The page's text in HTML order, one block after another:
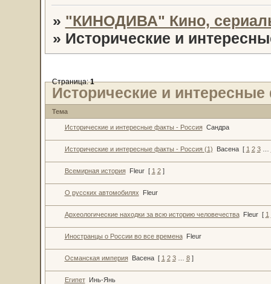
» "КИНОДИВА" Кино,
» Исторические и
Исторические и
Страница:1
Тема
Исторические и интересные факты - Россия Сандра
Исторические и интересные факты - Россия (1) Васена [ 1 2 3
Всемирная история Fleur [ 1 2 ]
О русских автомобилях Fleur
Археологические находки за всю историю человечества Fleur [ 1
Иностранцы о России во все времена Fleur
Османская империя Васена [ 1 2 3 8 ]
Египет Инь-Янь